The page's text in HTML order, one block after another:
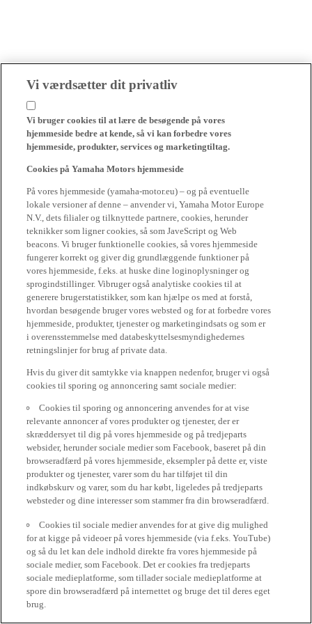
Vi værdsætter dit privatliv
Vi bruger cookies til at lære de besøgende på vores
hjemmeside bedre at kende, så vi kan forbedre vores
hjemmeside, produkter, services og marketingtiltag.
Cookies på Yamaha Motors hjemmeside
På vores hjemmeside (yamaha-motor.eu) – og på eventuelle
lokale versioner af denne – anvender vi, Yamaha Motor Europe
N.V., dets filialer og tilknyttede partnere, cookies, herunder
teknikker som ligner cookies, så som JaveScript og Web
beacons. Vi bruger funktionelle cookies, så vores hjemmeside
fungerer korrekt og giver dig grundlæggende funktioner på
vores hjemmeside, f.eks. at huske dine loginoplysninger og
sprogindstillinger. Vibruger også analytiske cookies til at
generere brugerstatistikker, som kan hjælpe os med at forstå,
hvordan besøgende bruger vores websted og for at forbedre vores
hjemmeside, produkter, tjenester og marketingindsats og som er
i overensstemmelse med databeskyttelsesmyndighedernes
retningslinjer for brug af private data.
Hvis du giver dit samtykke via knappen nedenfor, bruger vi også
cookies til sporing og annoncering samt sociale medier:
Cookies til sporing og annoncering anvendes for at vise
relevante annoncer af vores produkter og tjenester, der er
skræddersyet til dig på vores hjemmeside og på tredjeparts
websider, herunder sociale medier som Facebook, baseret på din
browseradfærd på vores hjemmeside, eksempler på dette er, viste
produkter og tjenester, varer som du har tilføjet til din
indkøbskurv og varer, som du har købt, ligeledes på tredjeparts
websteder og dine interesser som stammer fra din browseradfærd.
Cookies til sociale medier anvendes for at give dig mulighed
for at kigge på videoer på vores hjemmeside (via f.eks. YouTube)
og så du let kan dele indhold direkte fra vores hjemmeside på
sociale medier, som Facebook. Det er cookies fra tredjeparts
sociale medieplatforme, som tillader sociale medieplatforme at
spore din browseradfærd på internettet og bruge det til deres eget
brug.